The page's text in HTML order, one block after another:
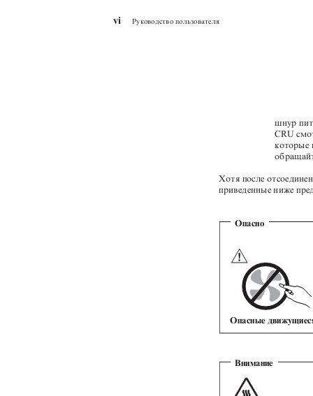
viРуководство пользователя
шнур
CRU
которые
Хотя после
приведенные ниже
Опасно
Опасные
Внимание